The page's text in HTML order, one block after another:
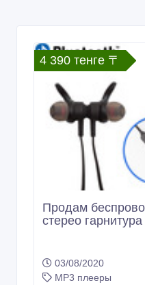
4 390 тенге 〒
Продам
стерео
03/08/2020
MP3 плееры